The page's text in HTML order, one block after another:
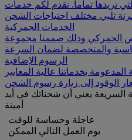
تريدها تماماً. نقدم لكم خدمات
الخدمات الجمركية
الجمركي وذلك صممنا مجموعة
الرسوم الإضافية
بخدماتنا عالية المعايير
الوقود إلى زيارة رسوم الشحن
السريعة يعني أن شحناتك في أيد
أمينة
عاجلة وحساسة للوقت
يوم العمل التالي الممكن